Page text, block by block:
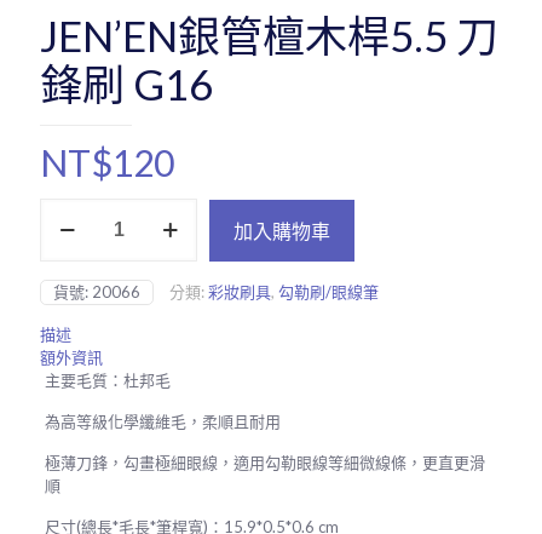
JEN’EN銀管檀木桿5.5 刀
鋒刷 G16
NT$120
檀
木
桿
5.5
刀
鋒
刷
數
量
加入購物車
貨號: 20066 分類:彩妝刷具, 勾勒刷/眼線筆
描述
額外資訊
主要毛質：杜邦毛
為高等級化學纖維毛，柔順且耐用
極薄刀鋒，勾畫極細眼線，適用勾勒眼線等細微線條，更直更滑
順
尺寸(總長*毛長*筆桿寬)：15.9*0.5*0.6 cm